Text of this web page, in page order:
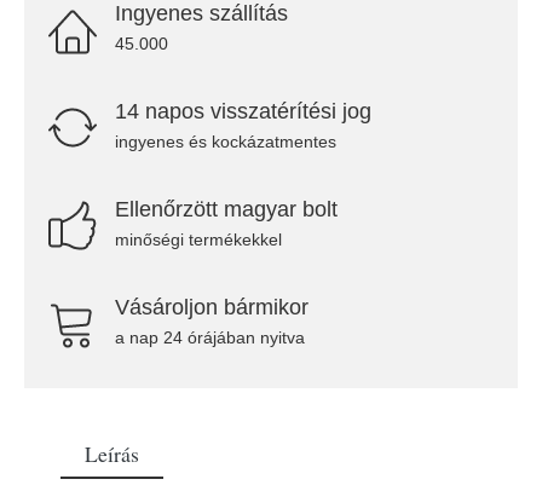
Ingyenes szállítás
45.000
14 napos visszatérítési jog
ingyenes és kockázatmentes
Ellenőrzött magyar bolt
minőségi termékekkel
Vásároljon bármikor
a nap 24 órájában nyitva
Leírás